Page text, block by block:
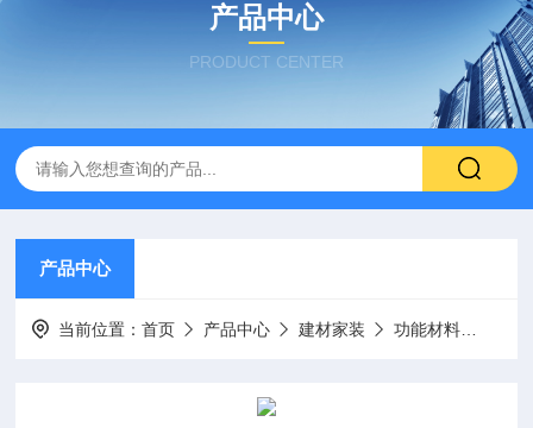
产品中心
PRODUCT CENTER
产品中心
当前位置：首页 产品中心 建材家装 功能材料